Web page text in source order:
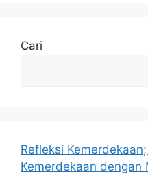
Cari
Refleksi
Kemerdekaan dengan